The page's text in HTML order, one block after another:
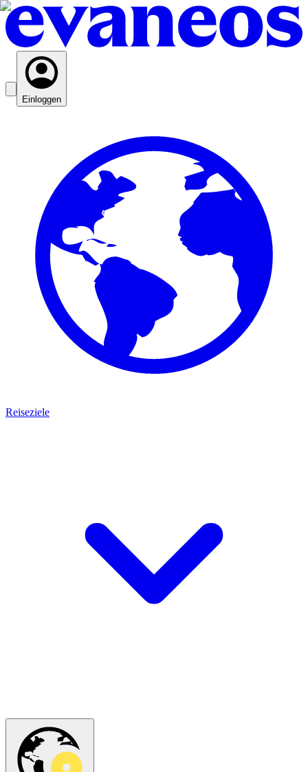
Einloggen
Reiseziele